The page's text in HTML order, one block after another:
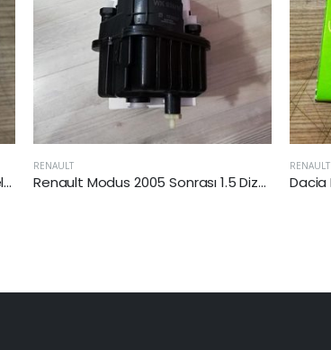
Renault Modus 2005 Sonrası 1.5 Dizel Yakıt Filtresi
RENAULT
Dacia Duster II 2018 Sonrası 1.5 Dizel Yakıt Filtresi
RENAULT